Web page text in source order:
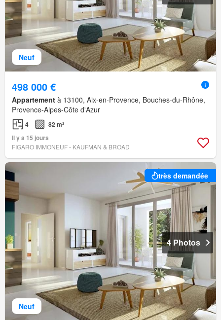
Neuf
498 000 €
Appartement à 13100, Aix-en-Provence, Bouches-du-Rhône,
Provence-Alpes-Côte d'Azur
4
82 m²
Il y a 15 jours
FIGARO IMMONEUF - KAUFMAN & BROAD
Neuf
très demandée
4 Photos